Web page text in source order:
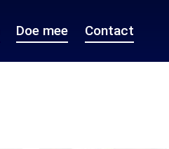
Doe mee Contact